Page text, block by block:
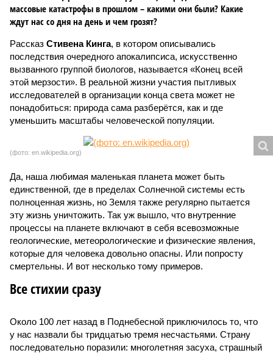
массовые катастрофы в прошлом – какими они были? Какие
ждут нас со дня на день и чем грозят?
Рассказ Стивена Кинга, в котором описывались
последствия очередного апокалипсиса, искусственно
вызванного группой биологов, называется «Конец всей
этой мерзости». В реальной жизни участия пытливых
исследователей в организации конца света может не
понадобиться: природа сама разберётся, как и где
уменьшить масштабы человеческой популяции.
(фото: en.wikipedia.org)
Да, наша любимая маленькая планета может быть
единственной, где в пределах Солнечной системы есть
полноценная жизнь, но Земля также регулярно пытается
эту жизнь уничтожить. Так уж вышло, что внутренние
процессы на планете включают в себя всевозможные
геологические, метеорологические и физические явления,
которые для человека довольно опасны. Или попросту
смертельны. И вот несколько тому примеров.
Все стихии сразу
Около 100 лет назад в Поднебесной приключилось то, что
у нас назвали бы тридцатью тремя несчастьями. Страну
последовательно поразили: многолетняя засуха, страшный